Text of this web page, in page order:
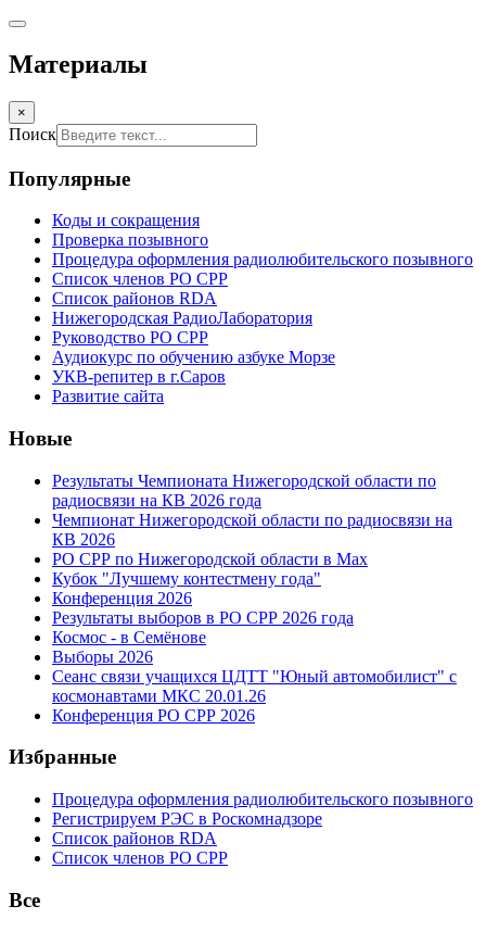
Материалы
×
Поиск
Популярные
Коды и сокращения
Проверка позывного
Процедура оформления радиолюбительского позывного
Список членов РО СРР
Список районов RDA
Нижегородская РадиоЛаборатория
Руководство РО СРР
Аудиокурс по обучению азбуке Морзе
УКВ-репитер в г.Саров
Развитие сайта
Новые
Результаты Чемпионата Нижегородской области по
радиосвязи на КВ 2026 года
Чемпионат Нижегородской области по радиосвязи на
КВ 2026
РО СРР по Нижегородской области в Max
Кубок "Лучшему контестмену года"
Конференция 2026
Результаты выборов в РО СРР 2026 года
Космос - в Семёнове
Выборы 2026
Сеанс связи учащихся ЦДТТ "Юный автомобилист" с
космонавтами МКС 20.01.26
Конференция РО СРР 2026
Избранные
Процедура оформления радиолюбительского позывного
Регистрируем РЭС в Роскомнадзоре
Список районов RDA
Список членов РО СРР
Все